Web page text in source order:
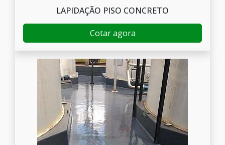
LAPIDAÇÃO PISO CONCRETO
Cotar agora